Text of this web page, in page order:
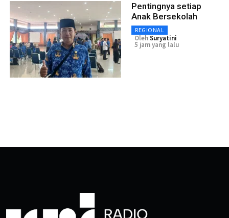
Pentingnya setiap
Anak Bersekolah
REGIONAL
OlehSuryatini
5 jam yang lalu